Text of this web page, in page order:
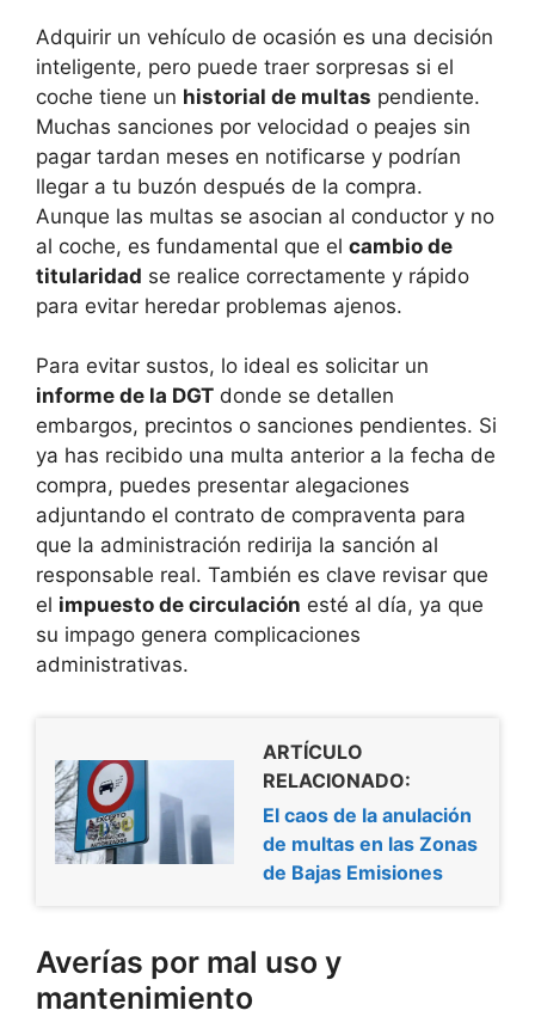
Adquirir un vehículo de ocasión es una decisión
inteligente, pero puede traer sorpresas si el
coche tiene un historial de multas pendiente.
Muchas sanciones por velocidad o peajes sin
pagar tardan meses en notificarse y podrían
llegar a tu buzón después de la compra.
Aunque las multas se asocian al conductor y no
al coche, es fundamental que el cambio de
titularidad se realice correctamente y rápido
para evitar heredar problemas ajenos.
Para evitar sustos, lo ideal es solicitar un
informe de la DGT donde se detallen
embargos, precintos o sanciones pendientes. Si
ya has recibido una multa anterior a la fecha de
compra, puedes presentar alegaciones
adjuntando el contrato de compraventa para
que la administración redirija la sanción al
responsable real. También es clave revisar que
el impuesto de circulación esté al día, ya que
su impago genera complicaciones
administrativas.
ARTÍCULO
RELACIONADO:
El caos de la anulación
de multas en las Zonas
de Bajas Emisiones
Averías por mal uso y
mantenimiento